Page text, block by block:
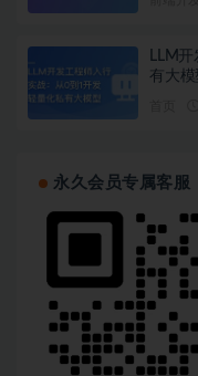
LLM
有大模
永久会员专属客服